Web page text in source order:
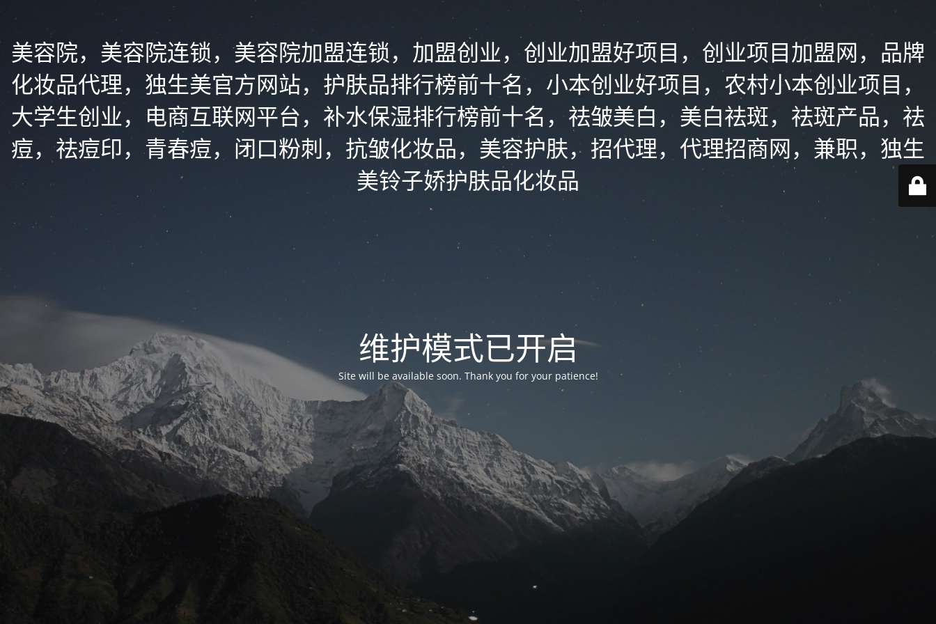
美容院，美容院连锁，美容院加盟连锁，加盟创业，创业加盟好项目，创业项目加盟网，品牌
化妆品代理，独生美官方网站，护肤品排行榜前十名，小本创业好项目，农村小本创业项目，
大学生创业，电商互联网平台，补水保湿排行榜前十名，祛皱美白，美白祛斑，祛斑产品，祛
痘，祛痘印，青春痘，闭口粉刺，抗皱化妆品，美容护肤，招代理，代理招商网，兼职，独生
美铃子娇护肤品化妆品
维护模式已开启
Site will be available soon. Thank you for your patience!